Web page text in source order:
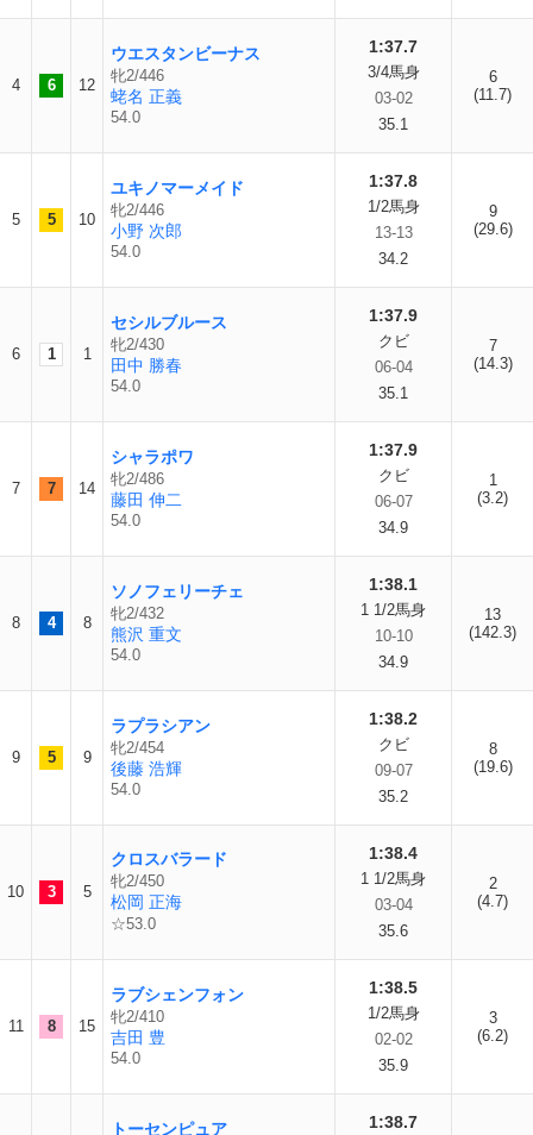
4 6 12
ウエスタンビーナス
牝2/446
蛯名 正義
54.0
1:37.7
3/4馬身
03-02
35.1
6
(11.7)
5 5 10
ユキノマーメイド
牝2/446
小野 次郎
54.0
1:37.8
1/2馬身
13-13
34.2
9
(29.6)
6 1 1
セシルブルース
牝2/430
田中 勝春
54.0
1:37.9
クビ
06-04
35.1
7
(14.3)
7 7 14
シャラポワ
牝2/486
藤田 伸二
54.0
1:37.9
クビ
06-07
34.9
1
(3.2)
8 4 8
ソノフェリーチェ
牝2/432
熊沢 重文
54.0
1:38.1
1 1/2馬身
10-10
34.9
13
(142.3)
9 5 9
ラプラシアン
牝2/454
後藤 浩輝
54.0
1:38.2
クビ
09-07
35.2
8
(19.6)
10 3 5
クロスバラード
牝2/450
松岡 正海
☆53.0
1:38.4
1 1/2馬身
03-04
35.6
2
(4.7)
11 8 15
ラブシェンフォン
牝2/410
吉田 豊
54.0
1:38.5
1/2馬身
02-02
35.9
3
(6.2)
トーセンピュア 1:38.7